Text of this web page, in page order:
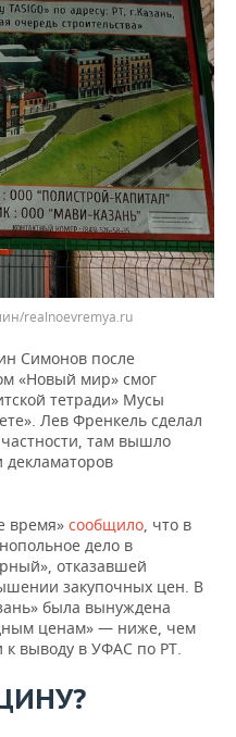
realnoevremya.ru
Симонов после
«Новый мир» смог
тетради» Мусы
Лев Френкель сделал
там вышло
декламаторов
время» сообщило, что в
дело в
отказавшей
закупочных цен. В
была вынуждена
ценам» — ниже, чем
к выводу в УФАС по РТ.